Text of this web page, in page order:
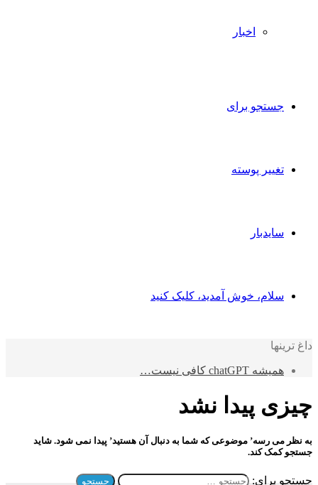
اخبار
جستجو برای
تغییر پوسته
سایدبار
سلام، خوش آمدید، کلیک کنید
داغ ترینها
همیشه chatGPT کافی نیست…
چیزی پیدا نشد
به نظر می رسه’ موضوعی که شما به دنبال آن هستید’ پیدا نمی شود. شاید
جستجو کمک کند.
جستجو برای: